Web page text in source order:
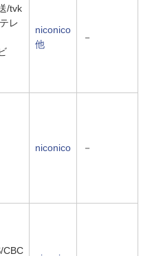
/tvk
レ
niconico
他
－
niconico －
CBC